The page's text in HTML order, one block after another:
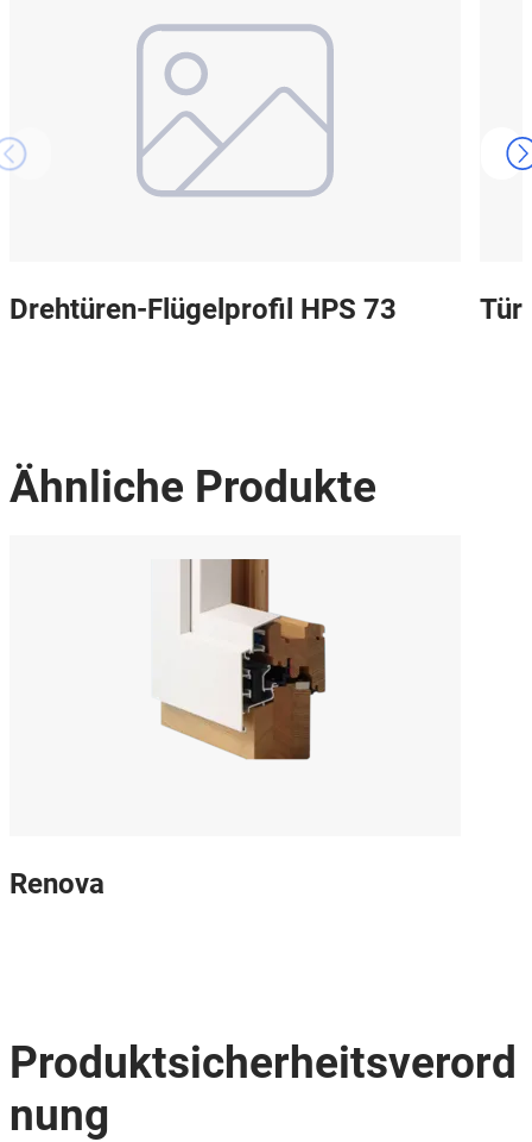
Drehtüren-Flügelprofil HPS 73
Ähnliche Produkte
Renova
Produktsicherheitsverord
nung